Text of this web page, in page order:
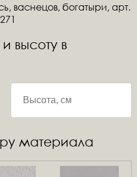
васнецов, богатыри, арт.
высоту в
материала